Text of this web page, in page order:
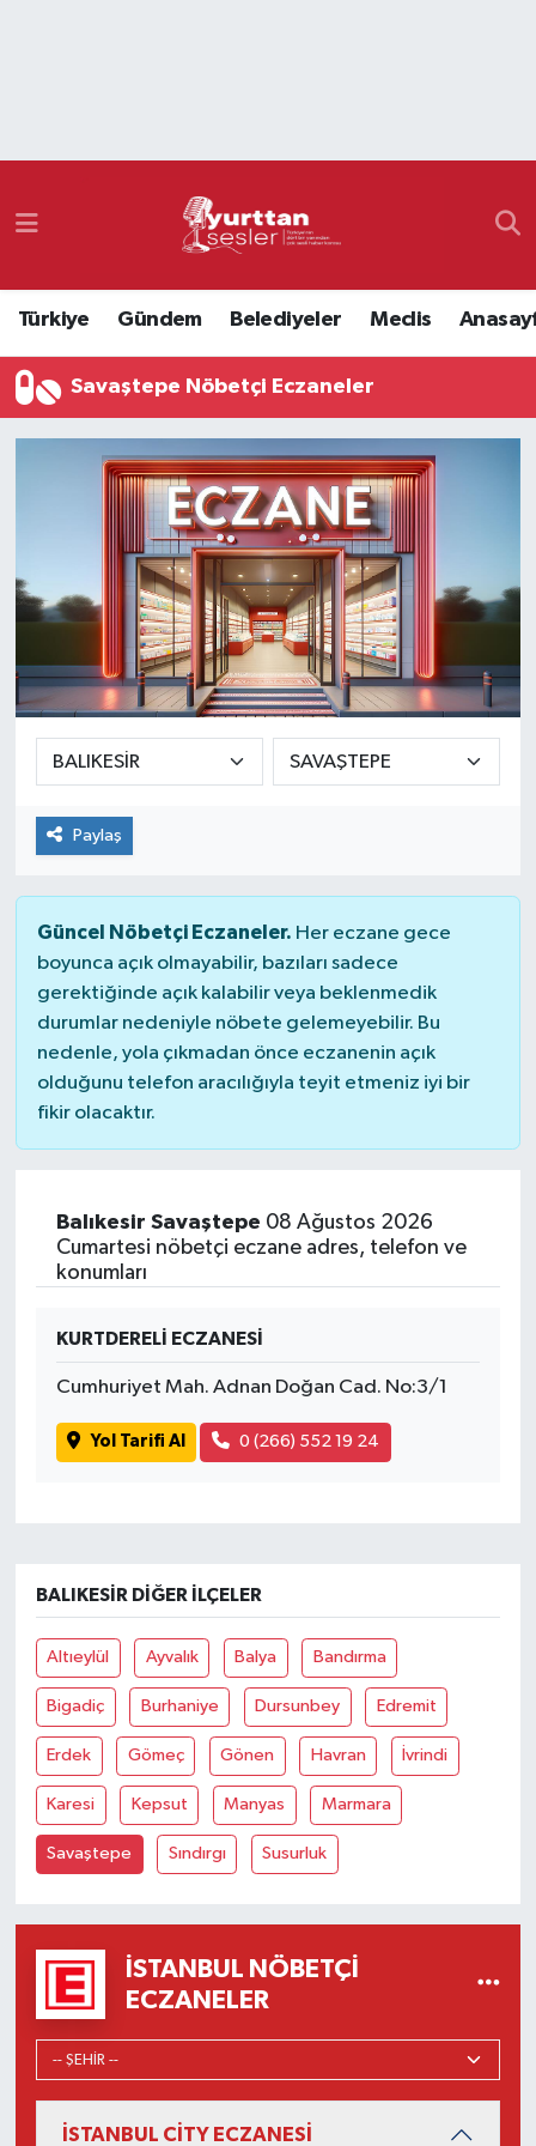
Türkiye Gündem Belediyeler Meclis
Savaştepe Nöbetçi Eczaneler
Paylaş
Güncel Nöbetçi Eczaneler. Her eczane gece
boyunca açık olmayabilir, bazıları sadece
gerektiğinde açık kalabilir veya beklenmedik
durumlar nedeniyle nöbete gelemeyebilir. Bu
nedenle, yola çıkmadan önce eczanenin açık
olduğunu telefon aracılığıyla teyit etmeniz iyi bir
fikir olacaktır.
Balıkesir Savaştepe 08 Ağustos 2026
Cumartesi nöbetçi eczane adres, telefon ve
konumları
KURTDERELİ ECZANESİ
Cumhuriyet Mah. Adnan Doğan Cad. No:3/1
Yol Tarifi Al 0 (266) 552 19 24
BALIKESIR DIĞER İLÇELER
Altıeylül Ayvalık Balya Bandırma
Bigadiç Burhaniye Dursunbey Edremit
Erdek Gömeç Gönen Havran İvrindi
Karesi Kepsut Manyas Marmara
Savaştepe Sındırgı Susurluk
İSTANBUL NÖBETÇI
ECZANELER
İSTANBUL CİTY ECZANESİ
Namaz Vakitleri
Süper Lig Puan Durumu ve Fikstür
Tüm Manşetler
Son Dakika Haberleri
Haber Arşivi